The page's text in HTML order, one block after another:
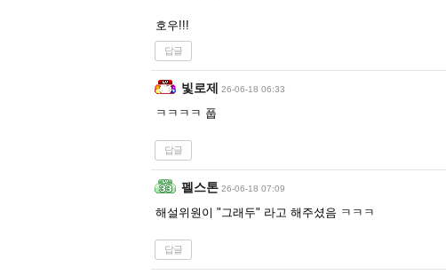
호우!!!
답글
빛로제 26-06-18 06:33
ㅋㅋㅋㅋ 풉
답글
펠스톤 26-06-18 07:09
해설위원이 "그래두" 라고 해주셨음 ㅋㅋㅋ
답글